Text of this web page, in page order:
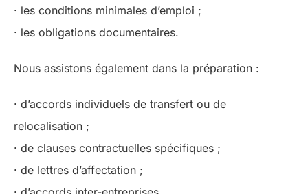
· les conditions minimales d’emploi ;
· les obligations documentaires.
Nous assistons également dans la préparation :
· d’accords individuels de transfert ou de
relocalisation ;
· de clauses contractuelles spécifiques ;
· de lettres d’affectation ;